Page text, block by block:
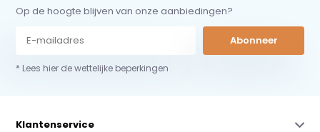
Op de hoogte blijven van onze aanbiedingen?
Abonneer
* Lees hier de wettelijke beperkingen
Klantenservice